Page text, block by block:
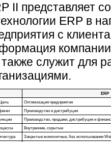
II представляет
ERP в
с
компании
служит для
ERP
Оптимизация предприятия
Производство и дистрибуция
Производство, продажи, дистрибуция и
Внутренние, скрытые
Закрытые монолитные, без использования